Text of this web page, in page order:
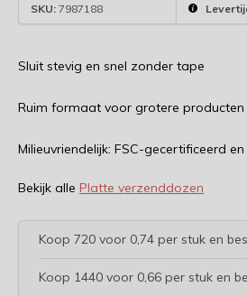
SKU: 7987188
Sluit stevig en snel zonder tape
Ruim formaat voor grotere
Milieuvriendelijk: FSC-gecertificeerd
Bekijk alle Platte verzenddozen
Koop 720 voor 0,74 per stuk en
Koop 1440 voor 0,66 per stuk en